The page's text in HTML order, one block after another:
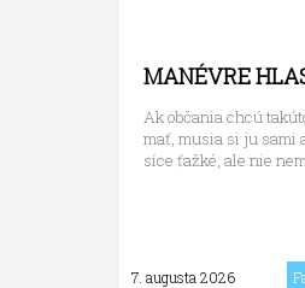
MANÉVRE
Ak občania chcú
mať, musia si ju sami
síce ťažké, ale nie
7. augusta 2026